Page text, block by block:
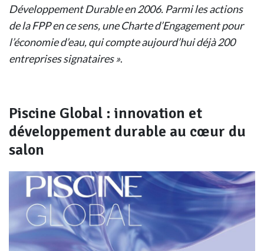
Développement Durable en 2006. Parmi les actions
de la FPP en ce sens, une Charte d’Engagement pour
l’économie d’eau, qui compte aujourd’hui déjà 200
entreprises signataires ».
Piscine Global : innovation et
développement durable au cœur du
salon